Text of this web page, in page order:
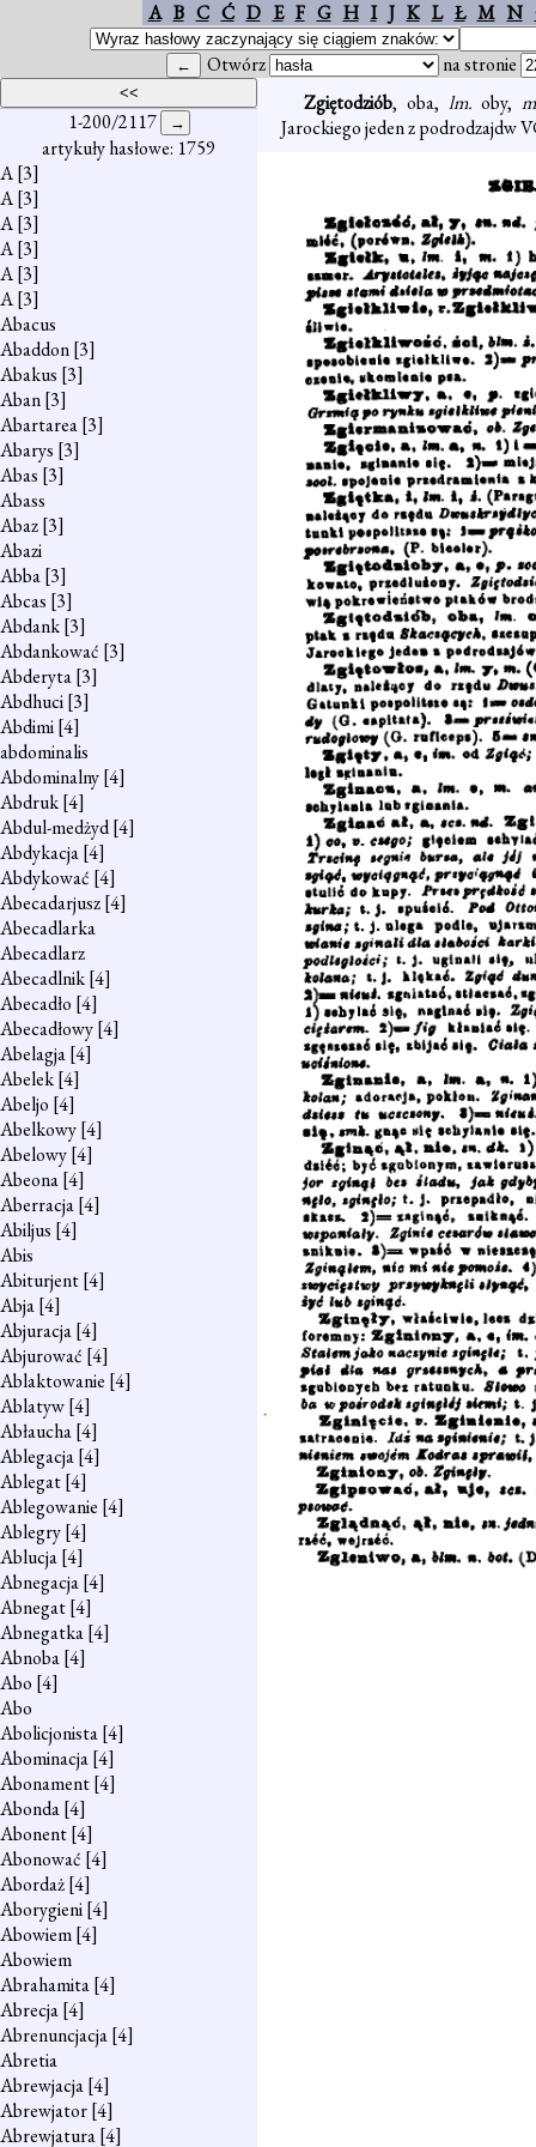
A B C Ć D E F G H I J K L Ł M N
Otwórz na stronie
1-200/2117
artykuły hasłowe: 1759
A[3]
A[3]
A[3]
A[3]
A[3]
A[3]
Abacus
Abaddon[3]
Abakus [3]
Aban[3]
Abartarea[3]
Abarys [3]
Abas [3]
Abass
Abaz[3]
Abazi
Abba[3]
Abcas [3]
Abdank[3]
Abdankować [3]
Abderyta[3]
Abdhuci[3]
Abdimi[4]
abdominalis
Abdominalny[4]
Abdruk[4]
Abdul-medżyd[4]
Abdykacja[4]
Abdykować [4]
Abecadarjusz[4]
Abecadlarka
Abecadlarz
Abecadlnik[4]
Abecadło [4]
Abecadłowy[4]
Abelagja[4]
Abelek[4]
Abeljo [4]
Abelkowy[4]
Abelowy[4]
Abeona[4]
Aberracja[4]
Abiljus [4]
Abis
Abiturjent[4]
Abja[4]
Abjuracja[4]
Abjurować [4]
Ablaktowanie [4]
Ablatyw[4]
Abłaucha[4]
Ablegacja[4]
Ablegat[4]
Ablegowanie [4]
Ablegry[4]
Ablucja[4]
Abnegacja[4]
Abnegat[4]
Abnegatka[4]
Abnoba[4]
Abo [4]
Abo
Abolicjonista[4]
Abominacja[4]
Abonament[4]
Abonda[4]
Abonent[4]
Abonować [4]
Abordaż[4]
Aborygieni[4]
Abowiem[4]
Abowiem
Abrahamita[4]
Abrecja[4]
Abrenuncjacja[4]
Abretia
Abrewjacja[4]
Abrewjator[4]
Abrewjatura[4]
Zgiętodziób, oba, lm.oby,
Jarockiego jeden z podrodzajdw